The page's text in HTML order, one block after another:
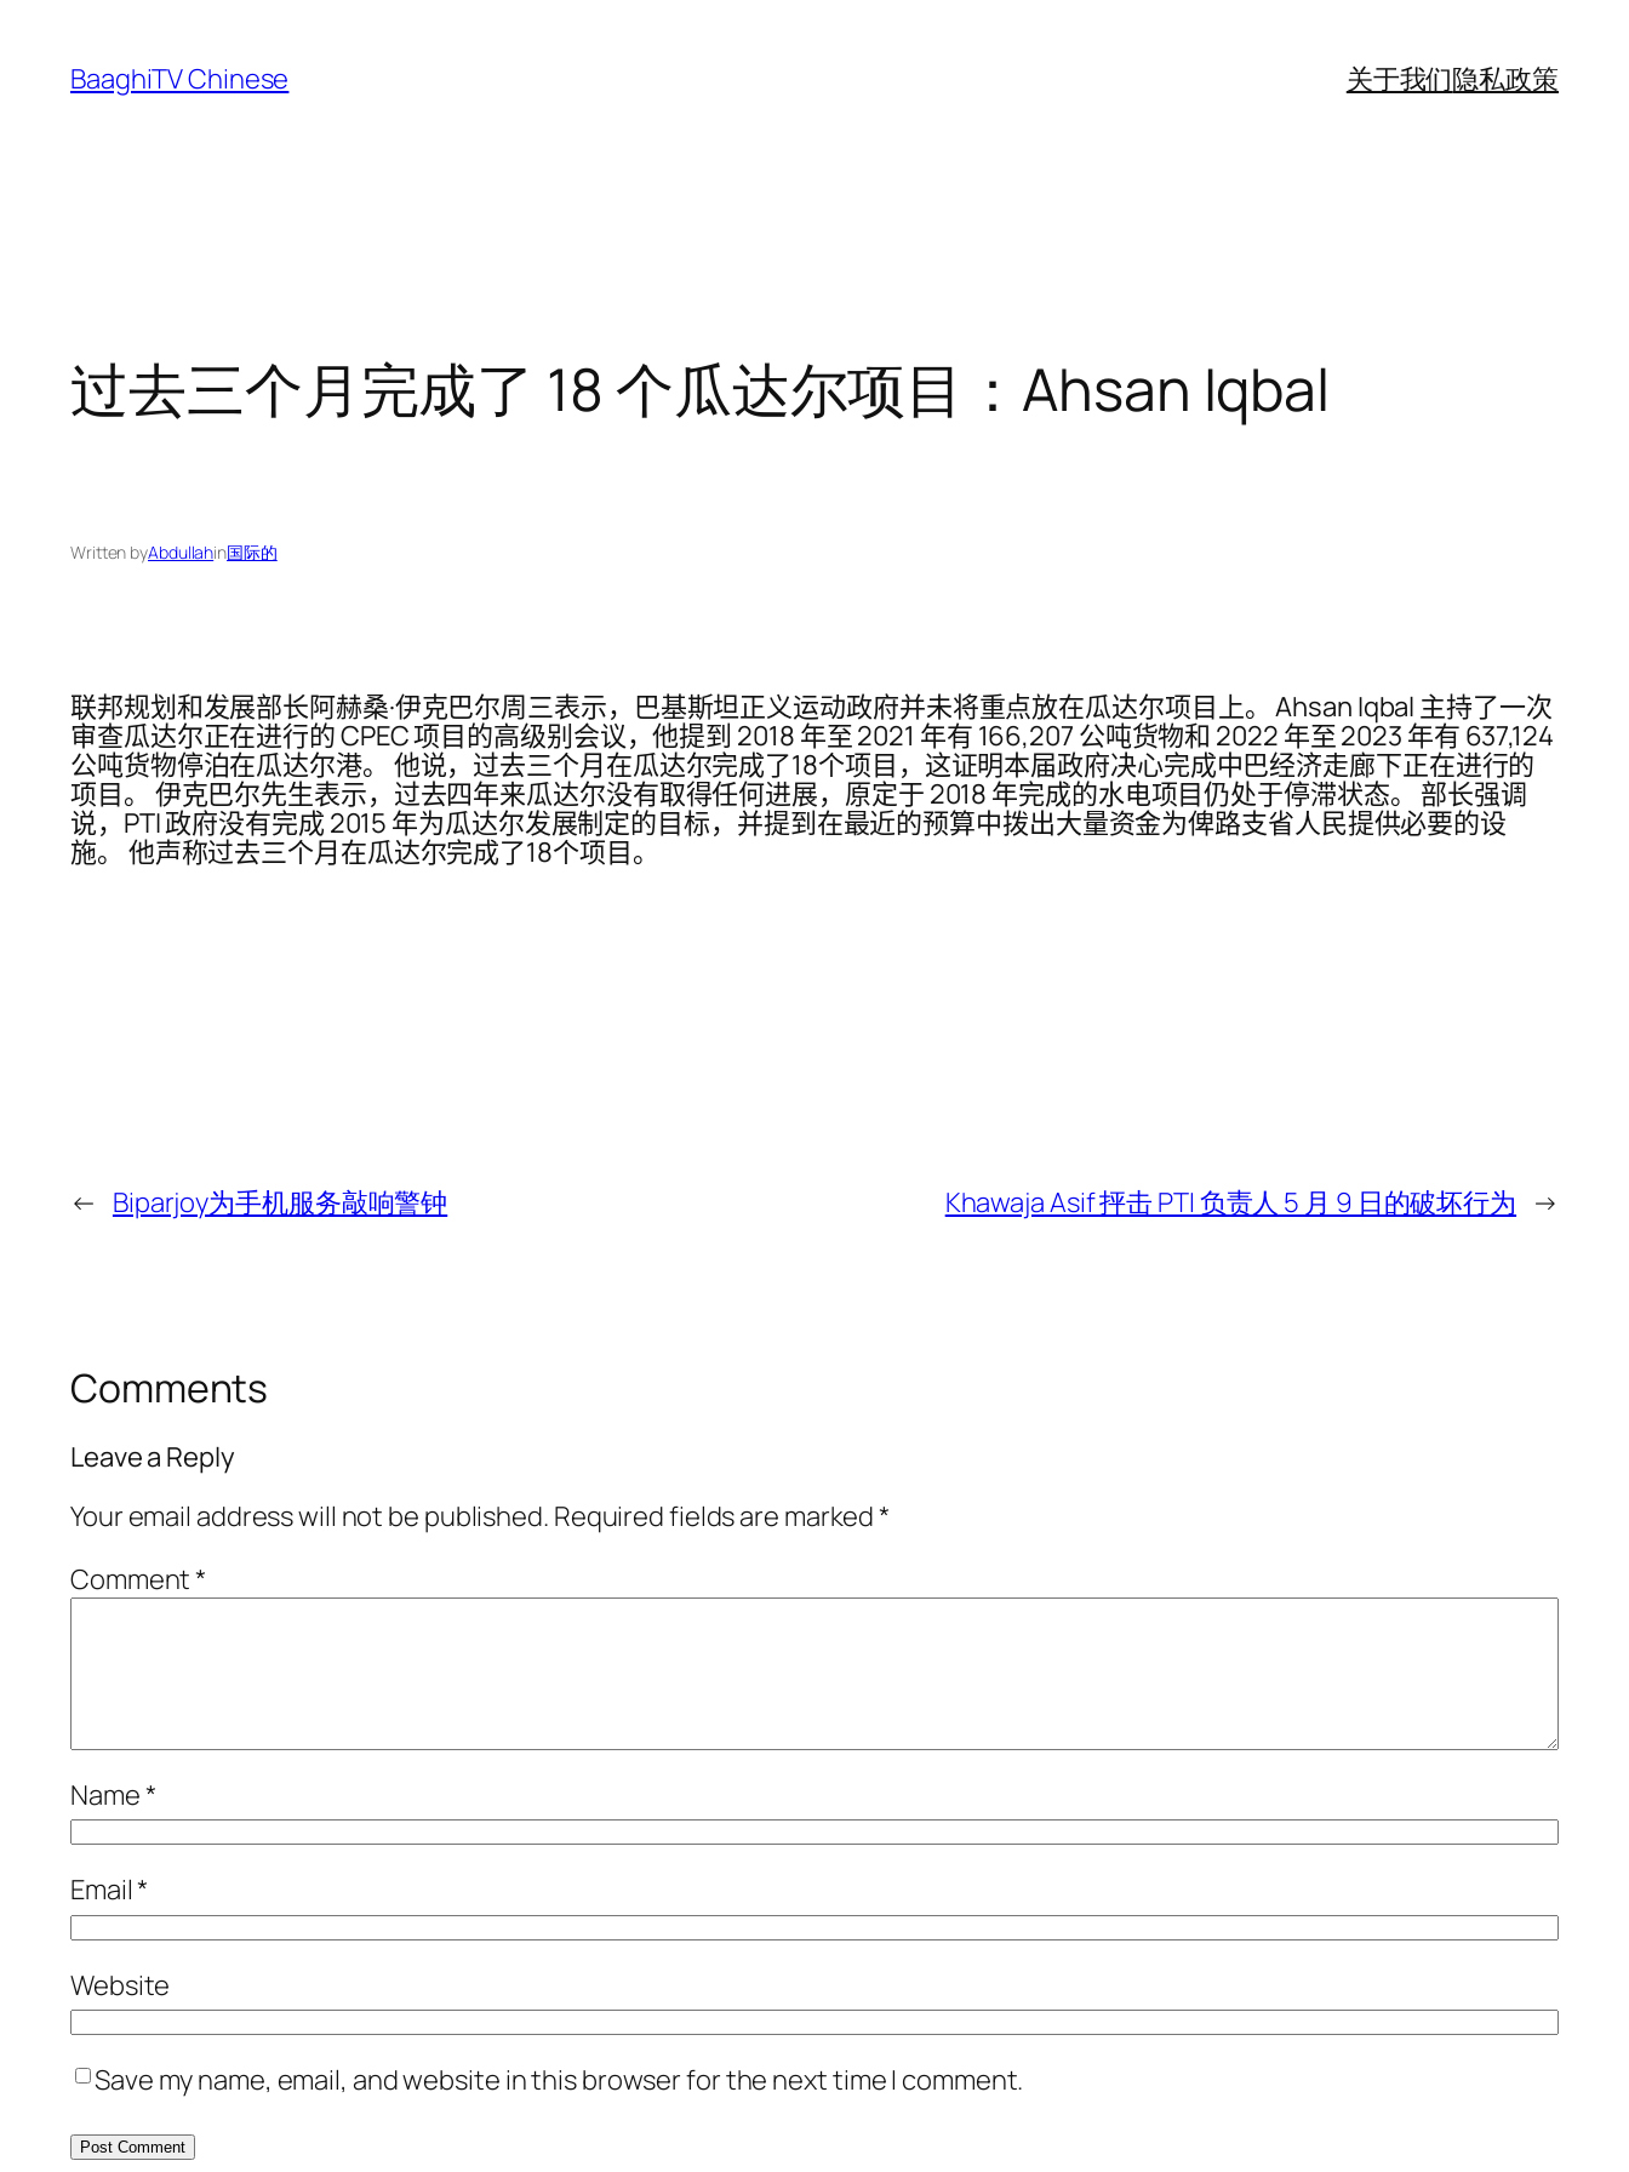
content
BaaghiTV Chinese 关于我们隐私政策
过去三个月完成了 18 个瓜达尔项目：Ahsan Iqbal
Written byAbdullahin国际的
联邦规划和发展部长阿赫桑·伊克巴尔周三表示，巴基斯坦正义运动政府并未将重点放在瓜达尔项目上。 Ahsan Iqbal 主持了一次
审查瓜达尔正在进行的 CPEC 项目的高级别会议，他提到 2018 年至 2021 年有 166,207 公吨货物和 2022 年至 2023 年有 637,124
公吨货物停泊在瓜达尔港。 他说，过去三个月在瓜达尔完成了18个项目，这证明本届政府决心完成中巴经济走廊下正在进行的
项目。 伊克巴尔先生表示，过去四年来瓜达尔没有取得任何进展，原定于 2018 年完成的水电项目仍处于停滞状态。 部长强调
说，PTI 政府没有完成 2015 年为瓜达尔发展制定的目标，并提到在最近的预算中拨出大量资金为俾路支省人民提供必要的设
施。 他声称过去三个月在瓜达尔完成了18个项目。
← Biparjoy为手机服务敲响警钟 Khawaja Asif 抨击 PTI 负责人 5 月 9 日的破坏行为 →
Comments
Leave a Reply
Your email address will not be published. Required fields are marked*
Comment*
Name*
Email*
Website
Save my name, email, and website in this browser for the next time I comment.